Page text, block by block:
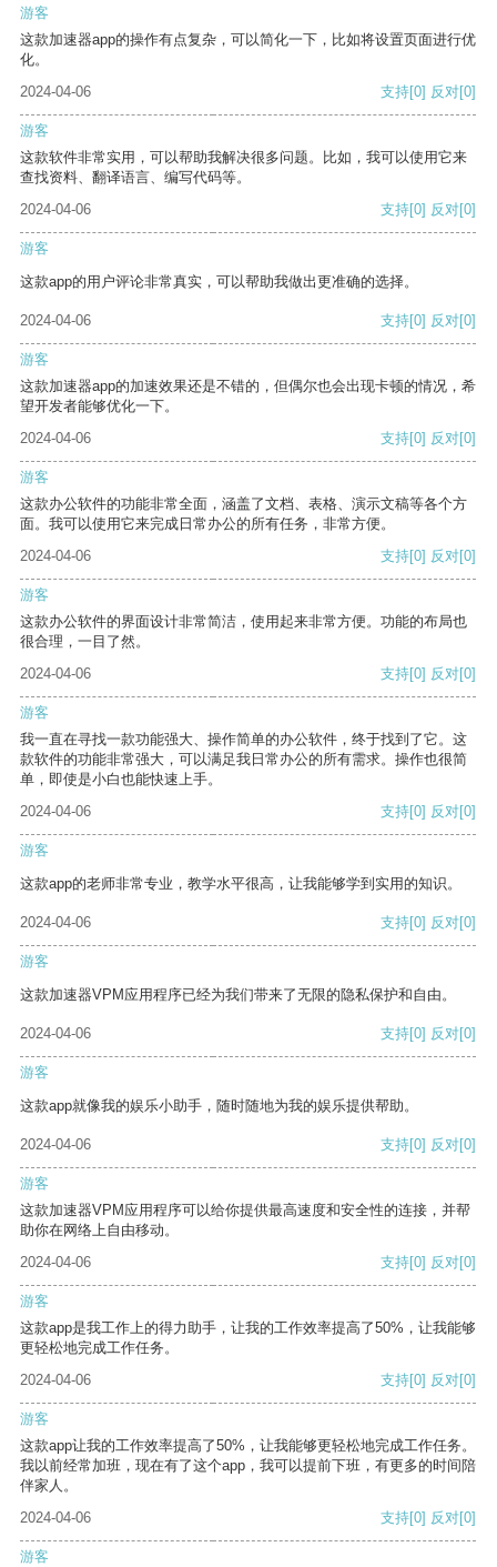
游客
这款加速器app的操作有点复杂，可以简化一下，比如将设置页面进行优
化。
2024-04-06
支持[0] 反对[0]
游客
这款软件非常实用，可以帮助我解决很多问题。比如，我可以使用它来
查找资料、翻译语言、编写代码等。
2024-04-06
支持[0] 反对[0]
游客
这款app的用户评论非常真实，可以帮助我做出更准确的选择。
2024-04-06 支持[0] 反对[0]
游客
这款加速器app的加速效果还是不错的，但偶尔也会出现卡顿的情况，希
望开发者能够优化一下。
2024-04-06
支持[0] 反对[0]
游客
这款办公软件的功能非常全面，涵盖了文档、表格、演示文稿等各个方
面。我可以使用它来完成日常办公的所有任务，非常方便。
2024-04-06
支持[0] 反对[0]
游客
这款办公软件的界面设计非常简洁，使用起来非常方便。功能的布局也
很合理，一目了然。
2024-04-06
支持[0] 反对[0]
游客
我一直在寻找一款功能强大、操作简单的办公软件，终于找到了它。这
款软件的功能非常强大，可以满足我日常办公的所有需求。操作也很简
单，即使是小白也能快速上手。
2024-04-06
支持[0] 反对[0]
游客
这款app的老师非常专业，教学水平很高，让我能够学到实用的知识。
2024-04-06 支持[0] 反对[0]
游客
这款加速器VPM应用程序已经为我们带来了无限的隐私保护和自由。
2024-04-06 支持[0] 反对[0]
游客
这款app就像我的娱乐小助手，随时随地为我的娱乐提供帮助。
2024-04-06 支持[0] 反对[0]
游客
这款加速器VPM应用程序可以给你提供最高速度和安全性的连接，并帮
助你在网络上自由移动。
2024-04-06
支持[0] 反对[0]
游客
这款app是我工作上的得力助手，让我的工作效率提高了50%，让我能够
更轻松地完成工作任务。
2024-04-06
支持[0] 反对[0]
游客
这款app让我的工作效率提高了50%，让我能够更轻松地完成工作任务。
我以前经常加班，现在有了这个app，我可以提前下班，有更多的时间陪
伴家人。
2024-04-06
支持[0] 反对[0]
游客